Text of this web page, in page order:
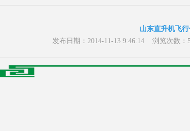
山东直升机飞
发布日期：2014-11-13 9:46:14 浏览次数